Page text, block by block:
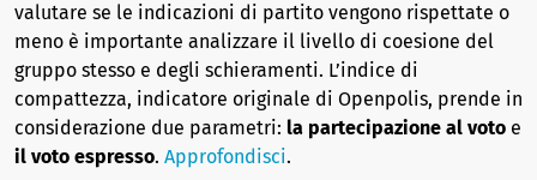
valutare se le indicazioni di partito vengono rispettate o
meno è importante analizzare il livello di coesione del
gruppo stesso e degli schieramenti. L’indice di
compattezza, indicatore originale di Openpolis, prende in
considerazione due parametri: la partecipazione al voto e
il voto espresso. Approfondisci.